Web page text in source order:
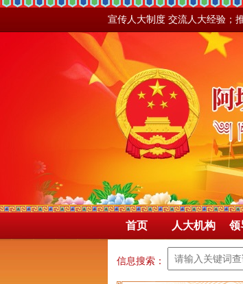
宣传人大制度 交流人大经验；
首页 人大机构 领
信息搜索：